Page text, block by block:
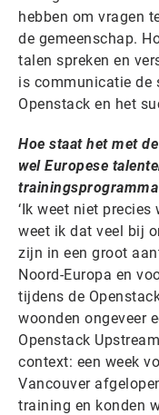
hebben om vragen
de gemeenschap.
talen spreken en
is communicatie de
Openstack en het
Hoe staat het met
wel Europese
‘Ik weet niet
weet ik dat veel bij
zijn in een groot
Noord-Europa en
tijdens de
woonden ongeveer
Openstack
context: een week
Vancouver
training en konden